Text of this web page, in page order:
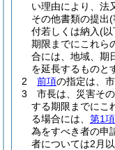
い理由により、法
その他書類の提出(
付若しくは納入(以
期限までにこれら
合には、地域、期
を延長するものと
2
前項の指定は、
3
市長は、災害そ
する期限までにこ
る場合には、 第1項
為をすべき者の申
者については2月